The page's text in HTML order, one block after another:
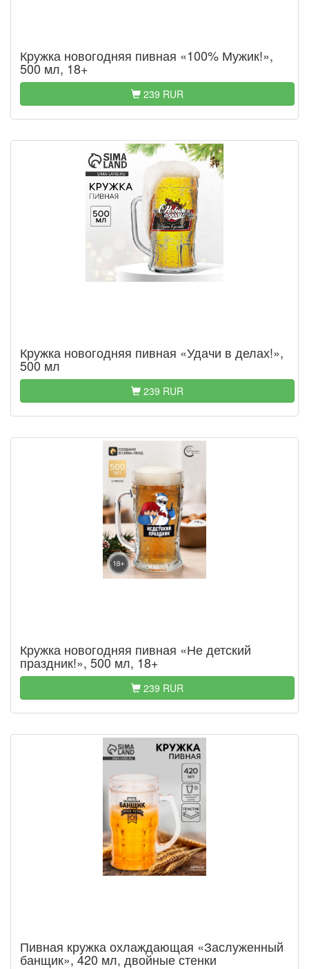
Кружка новогодняя пивная «100% Мужик!»,
500 мл, 18+
239 RUR
Кружка новогодняя пивная «Удачи в делах!»,
500 мл
239 RUR
Кружка новогодняя пивная «Не детский
праздник!», 500 мл, 18+
239 RUR
Пивная кружка охлаждающая «Заслуженный
банщик», 420 мл, двойные стенки